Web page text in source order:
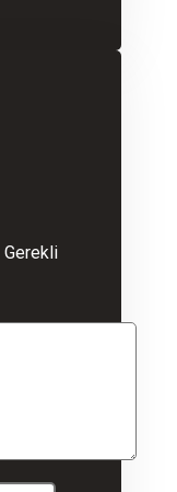
Gerekli